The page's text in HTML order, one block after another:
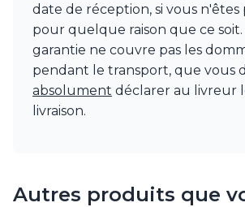
date de réception, si vous n'êtes
pour quelque raison que ce
garantie ne couvre pas les
pendant le transport, que vous
absolument déclarer au livreur
livraison.
Autres produits que